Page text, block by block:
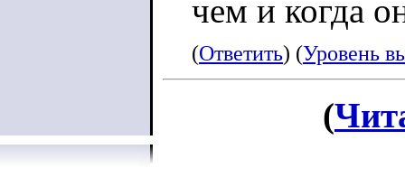
чем и когда
(Ответить) (Уровень
(